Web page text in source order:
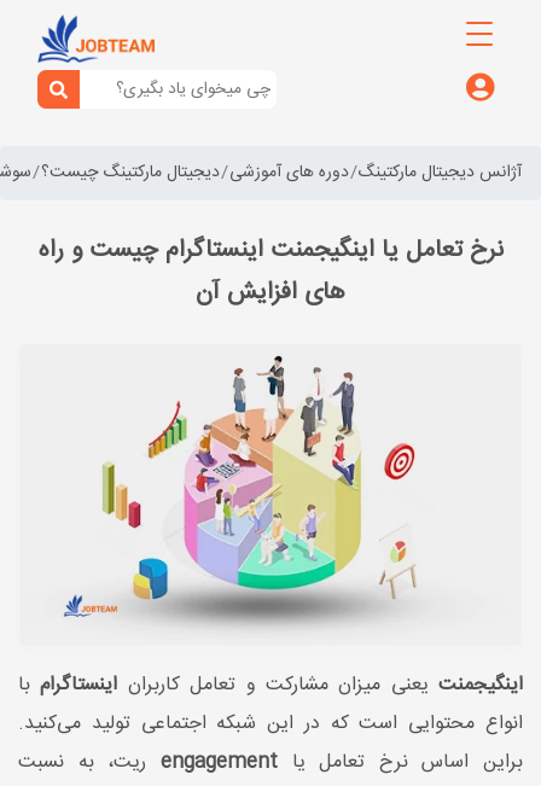
آژانس دیجیتال مارکتینگ دوره های آموزشی دیجیتال مارکتینگ چیست؟
نرخ تعامل یا اینگیجمنت اینستاگرام چیست و راه
های افزایش آن
اینگیجمنت یعنی میزان مشارکت و تعامل کاربران اینستاگرامبا
انواع محتوایی است که در این شبکه اجتماعی تولید می‌کنید.
براین اساس نرخ تعامل یاengagement ریت، به نسبت